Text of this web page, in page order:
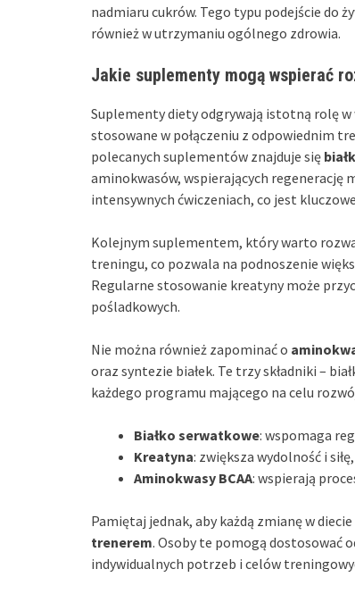
nadmiaru cukrów. Tego typu podejście do
również w utrzymaniu ogólnego zdrowia.
Jakie suplementy mogą wspierać
Suplementy diety odgrywają istotną rolę w
stosowane w połączeniu z odpowiednim
polecanych suplementów znajduje się
aminokwasów, wspierających regenerację
intensywnych ćwiczeniach, co jest
Kolejnym suplementem, który warto
treningu, co pozwala na podnoszenie
Regularne stosowanie kreatyny może
pośladkowych.
Nie można również zapominać o
oraz syntezie białek. Te trzy składniki –
każdego programu mającego na celu
Białko serwatkowe: wspomaga
Kreatyna: zwiększa wydolność i
Aminokwasy BCAA: wspierają
Pamiętaj jednak, aby każdą zmianę w
trenerem. Osoby te pomogą dostosować
indywidualnych potrzeb i celów